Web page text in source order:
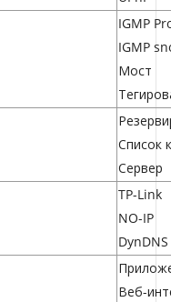
IGMP
IGMP
Мост
Список
Сервер
TP-Link
NO-IP
DynDNS
Веб-